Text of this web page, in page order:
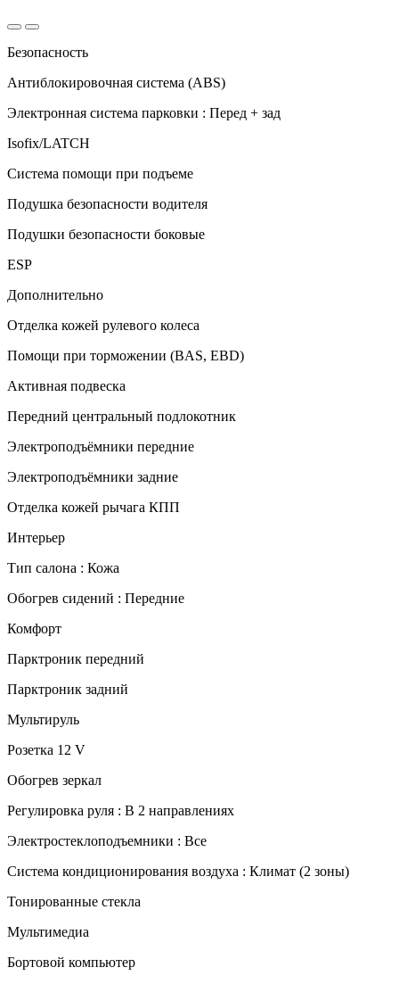
Безопасность
Антиблокировочная система (ABS)
Электронная система парковки : Перед + зад
Isofix/LATCH
Система помощи при подъеме
Подушка безопасности водителя
Подушки безопасности боковые
ESP
Дополнительно
Отделка кожей рулевого колеса
Помощи при торможении (BAS, EBD)
Активная подвеска
Передний центральный подлокотник
Электроподъёмники передние
Электроподъёмники задние
Отделка кожей рычага КПП
Интерьер
Тип салона : Кожа
Обогрев сидений : Передние
Комфорт
Парктроник передний
Парктроник задний
Мультируль
Розетка 12 V
Обогрев зеркал
Регулировка руля : В 2 направлениях
Электростеклоподъемники : Все
Система кондиционирования воздуха : Климат (2 зоны)
Тонированные стекла
Мультимедиа
Бортовой компьютер